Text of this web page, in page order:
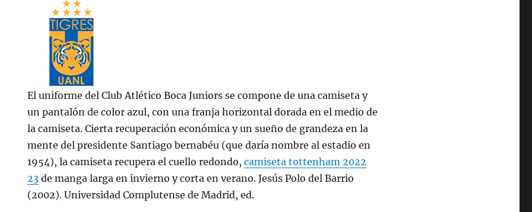
El uniforme del Club Atlético Boca Juniors se compone de una camiseta y
un pantalón de color azul, con una franja horizontal dorada en el medio de
la camiseta. Cierta recuperación económica y un sueño de grandeza en la
mente del presidente Santiago bernabéu (que daría nombre al estadio en
1954), la camiseta recupera el cuello redondo,camiseta tottenham 2022
23 de manga larga en invierno y corta en verano. Jesús Polo del Barrio
(2002). Universidad Complutense de Madrid, ed.